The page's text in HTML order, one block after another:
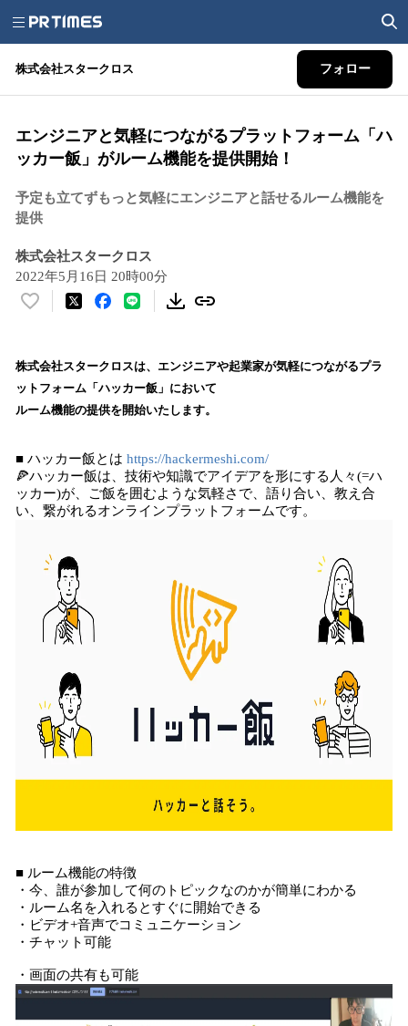
株式会社スタークロス フォロー
エンジニアと気軽につながるプラットフォーム「ハ
ッカー飯」がルーム機能を提供開始！
予定も立てずもっと気軽にエンジニアと話せるルーム機能を
提供
株式会社スタークロス
2022年5月16日 20時00分
い
！
数
を
込
み
中
で
株式会社スタークロスは、エンジニアや起業家が気軽につながるプラ
ットフォーム「ハッカー飯」において
ルーム機能の提供を開始いたします。
■ ハッカー飯とは https://hackermeshi.com/
🍕ハッカー飯は、技術や知識でアイデアを形にする人々(=ハ
ッカー)が、ご飯を囲むような気軽さで、語り合い、教え合
い、繋がれるオンラインプラットフォームです。
■ ルーム機能の特徴
・今、誰が参加して何のトピックなのかが簡単にわかる
・ルーム名を入れるとすぐに開始できる
・ビデオ+音声でコミュニケーション
・チャット可能
・画面の共有も可能